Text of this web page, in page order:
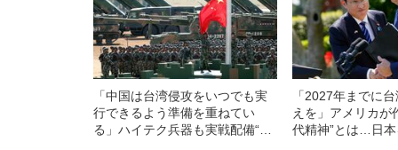
「中国は台湾侵攻をいつでも実
行できるよう準備を重ねてい
る」ハイテク兵器も実戦配備“台
「2027年までに
えを」アメリカが
代精神”とは…日